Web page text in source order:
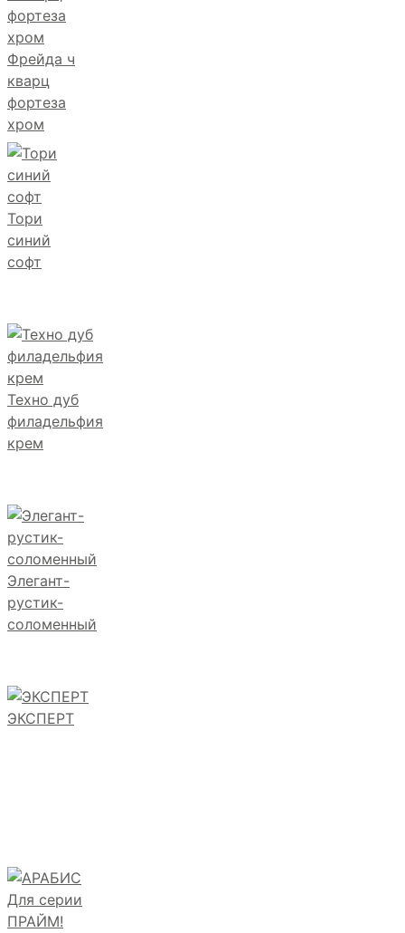
Фрейда ч
кварц
фортеза
хром
Тори
синий
софт
Техно дуб
филадельфия
крем
Элегант-
рустик-
соломенный
ЭКСПЕРТ